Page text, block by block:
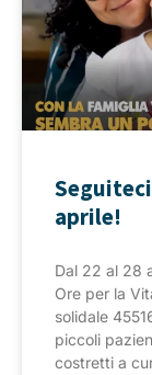
aprile!
Dal 22 al 28
Ore per la
solidale
piccoli
costretti a